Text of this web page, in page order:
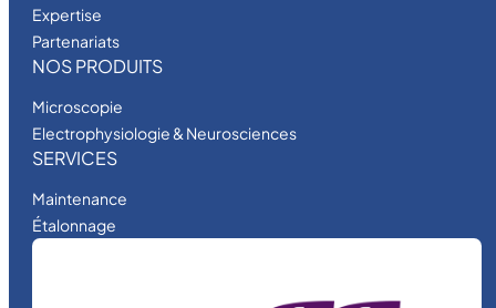
Expertise
Partenariats
NOS PRODUITS
Microscopie
Electrophysiologie & Neurosciences
SERVICES
Maintenance
Étalonnage